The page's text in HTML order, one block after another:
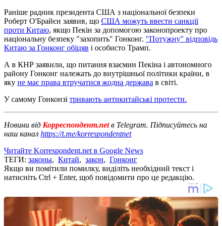
Раніше радник президента США з національної безпеки
Роберт О'Брайєн заявив, що США можуть ввести санкції
проти Китаю, якщо Пекін за допомогою законопроекту про
національну безпеку "захопить" Гонконг. "Потужну" відповідь
Китаю за Гонконг обіцяв і особисто Трамп.
А в КНР заявили, що питання взаємин Пекіна і автономного
району Гонконг належать до внутрішньої політики країни, в
яку не має права втручатися жодна держава в світі.
У самому Гонконзі тривають антикитайські протести.
Новини від Корреспондент.netв Telegram. Підписуйтесь на
наш канал https://t.me/korrespondentnet
Читайте Korrespondent.net в Google News
ТЕГИ: законы, Китай, закон, Гонконг
Якщо ви помітили помилку, виділіть необхідний текст і
натисніть Ctrl + Enter, щоб повідомити про це редакцію.